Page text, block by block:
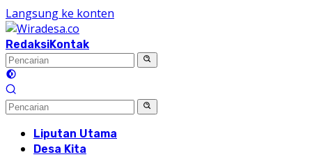
Langsung ke konten
RedaksiKontak
Liputan Utama
Desa Kita